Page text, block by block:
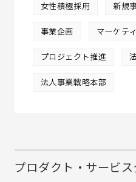
女性積極採用 新規
事業企画 マーケテ
プロジェクト推進
法人事業戦略本部
プロダクト・サービス